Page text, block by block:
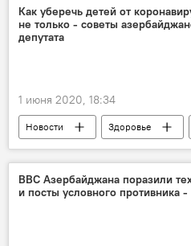
Прокуратура города Баку
Сотрудник
Как уберечь детей от
не только - советы
депутата
1 июня 2020, 18:34
Новости Здоровье
Азербайджан
дети
Депутат
Совет
ВВС Азербайджана поразили
и посты условного противника